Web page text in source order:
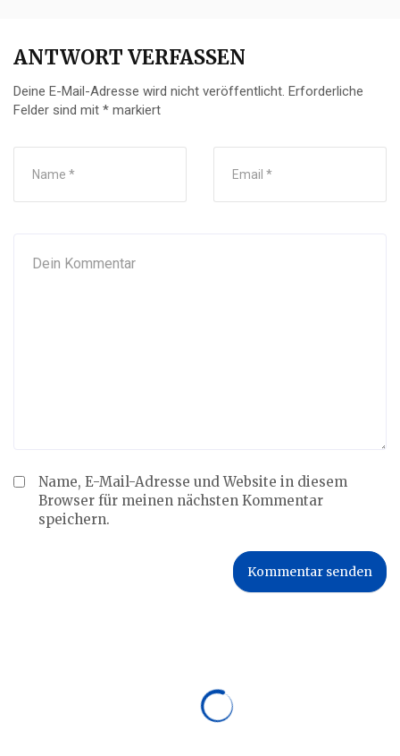
ANTWORT VERFASSEN
Deine E-Mail-Adresse wird nicht veröffentlicht. Erforderliche
Felder sind mit * markiert
Name, E-Mail-Adresse und Website in diesem
Browser für meinen nächsten Kommentar
speichern.